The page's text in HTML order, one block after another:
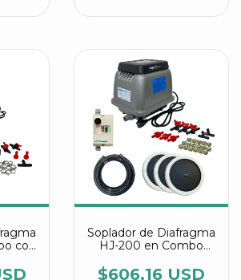
con
Soplador de Diafragma
HJ-200 en Combo
de 9"
$606.16 USD